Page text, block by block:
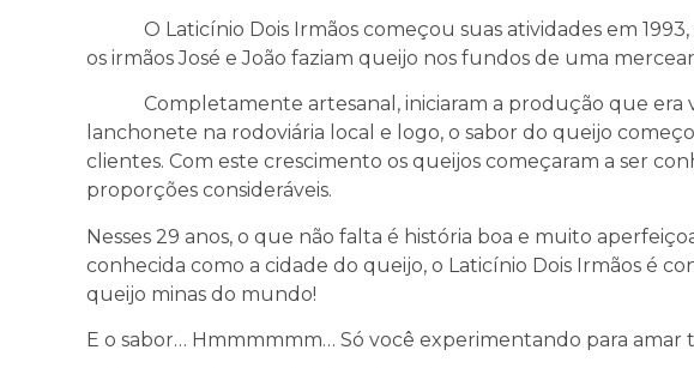
O Laticínio Dois Irmãos começou suas atividades em 1993,
os irmãos José e João faziam queijo nos fundos de uma
Completamente artesanal, iniciaram a produção que era
lanchonete na rodoviária local e logo, o sabor do queijo
clientes. Com este crescimento os queijos começaram a ser
proporções consideráveis.
Nesses 29 anos, o que não falta é história boa e muito
conhecida como a cidade do queijo, o Laticínio Dois Irmãos é
queijo minas do mundo!
E o sabor… Hmmmmmm… Só você experimentando para amar